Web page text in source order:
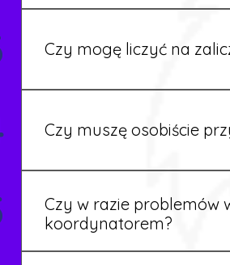
Nie zawsze – wiele ofert nie
Czy mogę liczyć na
Tak, w wyjątkowych
Czy muszę osobiście
Tak, umowy podpisywane są
formalności są załatwione
Czy w razie problemów
koordynatorem?